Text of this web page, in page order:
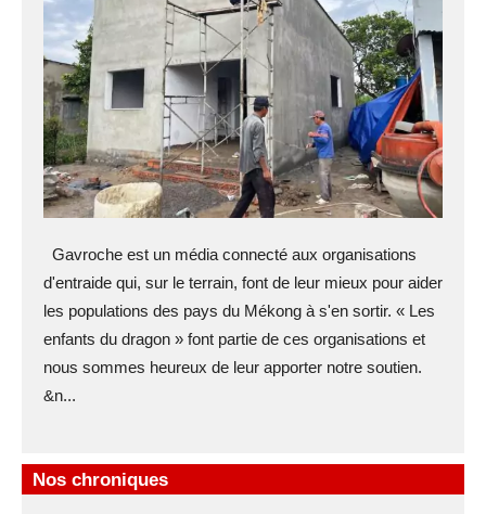
Gavroche est un média connecté aux organisations
d'entraide qui, sur le terrain, font de leur mieux pour aider
les populations des pays du Mékong à s'en sortir. « Les
enfants du dragon » font partie de ces organisations et
nous sommes heureux de leur apporter notre soutien.
&n...
Nos chroniques